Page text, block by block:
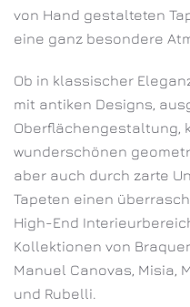
von Hand gestalteten
eine ganz besondere
Ob in klassischer
mit antiken Designs,
Oberflächengestaltung,
wunderschönen
aber auch durch zarte
Tapeten einen
High-End
Kollektionen von
Manuel Canovas, Misia,
und Rubelli.